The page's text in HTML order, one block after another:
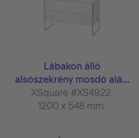
Lábakon álló
alsószekrény mosdó alá...
XSquare #XS4922
1200 x 548 mm